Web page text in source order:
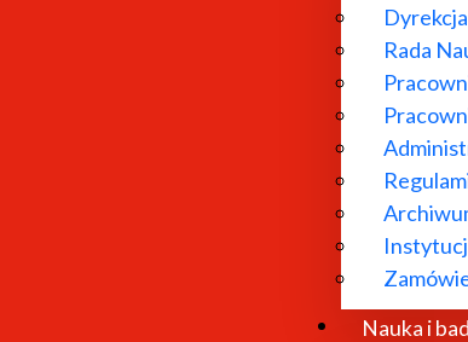
Rada
Nauka i
Literackich PAN został powołany w
w Instytucie jest historia literatury
rozbudowane prace bibliograficzne i
leksykograficzne oraz edytorskie.